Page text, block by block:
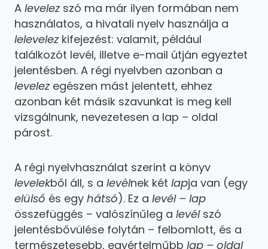
A levelezszó ma már ilyen formában nem
használatos, a hivatali nyelv használja a
lelevelezkifejezést: valamit, például
találkozót levél, illetve e-mail útján egyeztet
jelentésben. A régi nyelvben azonban a
levelezegészen mást jelentett, ehhez
azonban két másik szavunkat is meg kell
vizsgálnunk, nevezetesen a lap – oldal
párost.
A régi nyelvhasználat szerint a könyv
levelekből áll, s a levélnek két lapja van (egy
elülső és egy hátsó). Ez a levél – lap
összefüggés – valószínűleg a levélszó
jelentésbővülése folytán – felbomlott, és a
természetesebb, egyértelműbb lap – oldal